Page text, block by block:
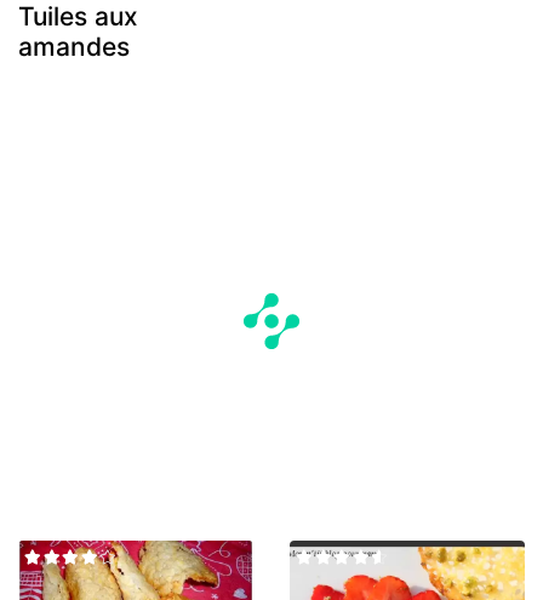
Tuiles aux
amandes